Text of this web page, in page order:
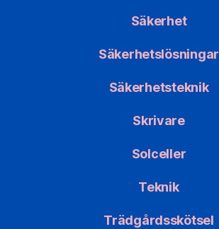
Säkerhet
Säkerhetslösningar
Säkerhetsteknik
Skrivare
Solceller
Teknik
Trädgårdsskötsel